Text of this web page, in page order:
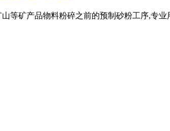
矿产品物料粉碎之前的预制砂粉工序,专业